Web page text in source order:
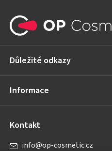
a
í
Důležité odkazy
Informace
Kontakt
info@op-cosmetic.cz